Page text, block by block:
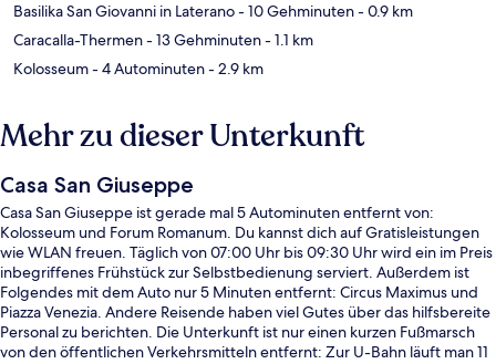
Basilika San Giovanni in Laterano- 10 Gehminuten- 0.9 km
Caracalla-Thermen- 13 Gehminuten- 1.1 km
Kolosseum- 4 Autominuten- 2.9 km
Mehr zu dieser Unterkunft
Casa San Giuseppe
Casa San Giuseppe ist gerade mal 5 Autominuten entfernt von:
Kolosseum und Forum Romanum. Du kannst dich auf Gratisleistungen
wie WLAN freuen. Täglich von 07:00 Uhr bis 09:30 Uhr wird ein im Preis
inbegriffenes Frühstück zur Selbstbedienung serviert. Außerdem ist
Folgendes mit dem Auto nur 5 Minuten entfernt: Circus Maximus und
Piazza Venezia. Andere Reisende haben viel Gutes über das hilfsbereite
Personal zu berichten. Die Unterkunft ist nur einen kurzen Fußmarsch
von den öffentlichen Verkehrsmitteln entfernt: Zur U-Bahn läuft man 11